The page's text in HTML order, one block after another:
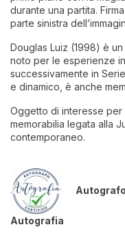
durante una partita.
parte sinistra
Douglas Luiz (1998) è
noto per le esperienze
successivamente in
e dinamico, è anche
Oggetto di interesse
memorabilia legata alla
contemporaneo.
Autografia